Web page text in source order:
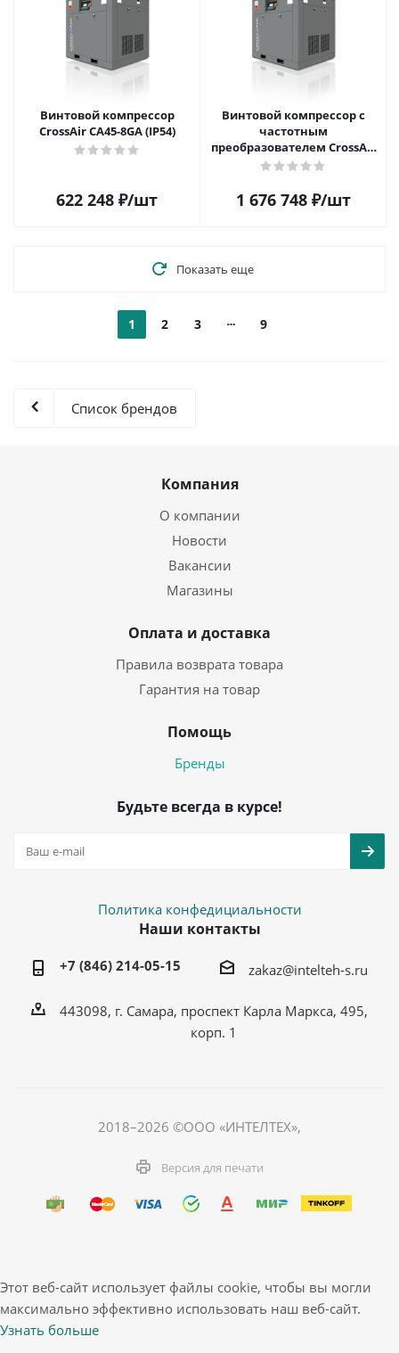
Винтовой компрессор
CrossAir CA45-8GA (IP54)
622 248 ₽/шт
Винтовой компрессор с
частотным
преобразователем CrossAir
CA110-10GA-F
1 676 748₽/шт
Показать еще
1 2 3 9
Список брендов
Компания
О компании
Новости
Вакансии
Магазины
Оплата и доставка
Правила возврата товара
Гарантия на товар
Помощь
Бренды
Будьте всегда в курсе!
Политика конфедициальности
Наши контакты
+7 (846) 214-05-15 zakaz@intelteh-s.ru
443098, г. Самара, проспект Карла Маркса, 495,
корп. 1
2018–2026 ©ООО «ИНТЕЛТЕХ»,
Версия для печати
Этот веб-сайт использует файлы cookie, чтобы вы могли
максимально эффективно использовать наш веб-сайт.
Узнать больше